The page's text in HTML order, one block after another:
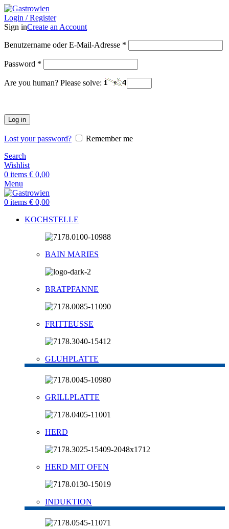
Login / Register
Sign inCreate an Account
Benutzername oder E-Mail-Adresse *
Password *
Are you human? Please solve:
Log in
Lost your password?
Remember me
Search
Wishlist
0 items € 0,00
Menu
0 items € 0,00
KOCHSTELLE
BAIN MARIES
BRATPFANNE
FRITTEUSSE
GLUHPLATTE
GRILLPLATTE
HERD
HERD MIT OFEN
INDUKTION